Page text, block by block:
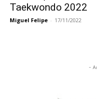
Taekwondo 2022
Miguel Felipe - 17/11/2022
-